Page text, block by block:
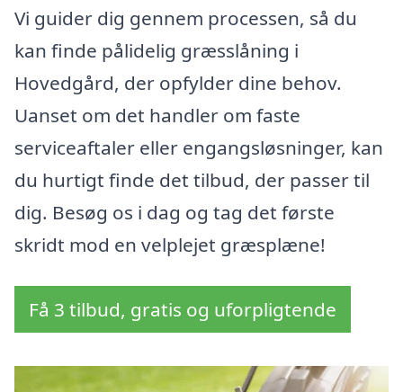
Vi guider dig gennem processen, så du
kan finde pålidelig græsslåning i
Hovedgård, der opfylder dine behov.
Uanset om det handler om faste
serviceaftaler eller engangsløsninger, kan
du hurtigt finde det tilbud, der passer til
dig. Besøg os i dag og tag det første
skridt mod en velplejet græsplæne!
Få 3 tilbud, gratis og uforpligtende